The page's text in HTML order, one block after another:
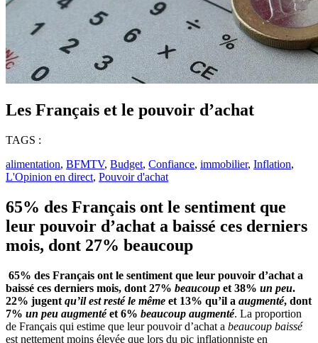
Les Français et le pouvoir d’achat
TAGS :
alimentation, BFMTV, Budget, Confiance, immobilier, Inflation,
L'Opinion en direct, Pouvoir d'achat
65% des Français ont le sentiment que
leur pouvoir d’achat a baissé ces derniers
mois, dont 27% beaucoup
65% des Français ont le sentiment que leur pouvoir d’achat a
baissé ces derniers mois, dont 27% beaucoup et 38% un peu.
22% jugent qu’il est resté le même et 13% qu’il a augmenté, dont
7% un peu augmentéet 6% beaucoup augmenté. La proportion
de Français qui estime que leur pouvoir d’achat a beaucoup baissé
est nettement moins élevée que lors du pic inflationniste en